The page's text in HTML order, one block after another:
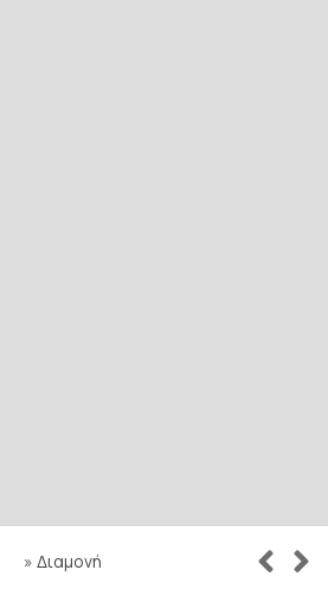
» Διαμονή